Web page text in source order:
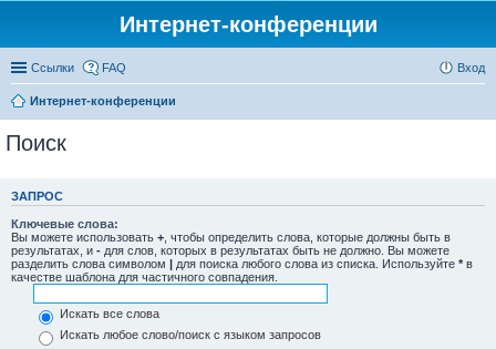
Интернет-конференции
Ссылки FAQ Вход
Интернет-конференции
Поиск
ЗАПРОС
Ключевые слова:
Вы можете использовать + , чтобы определить слова, которые должны быть в
результатах, и - для слов, которых в результатах быть не должно. Вы можете
разделить слова символом | для поиска любого слова из списка. Используйте * в
качестве шаблона для частичного совпадения.
Искать все слова
Искать любое слово/поиск с языком запросов